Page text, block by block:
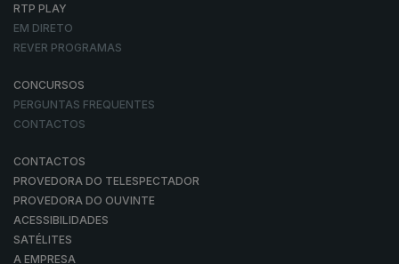
RTP PLAY
EM DIRETO
REVER PROGRAMAS
CONCURSOS
PERGUNTAS FREQUENTES
CONTACTOS
CONTACTOS
PROVEDORA DO TELESPECTADOR
PROVEDORA DO OUVINTE
ACESSIBILIDADES
SATÉLITES
A EMPRESA